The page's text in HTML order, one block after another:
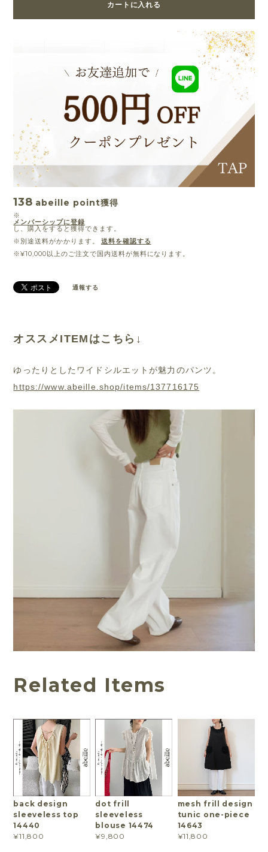
カートに入れる
138 abeille point獲得
※
メンバーシップに登録
し、購入をすると獲得できます。
※別途送料がかかります。
送料を確認する
※¥10,000以上のご注文で国内送料が無料になります。
通報する
オススメITEMはこちら↓
ゆったりとしたワイドシルエットが魅力のパンツ。
https://www.abeille.shop/items/137716175
Related Items
back design
sleeveless top
14440
¥11,800
dot frill
sleeveless
blouse 14474
¥9,800
mesh frill design
tunic one-piece
14643
¥11,800